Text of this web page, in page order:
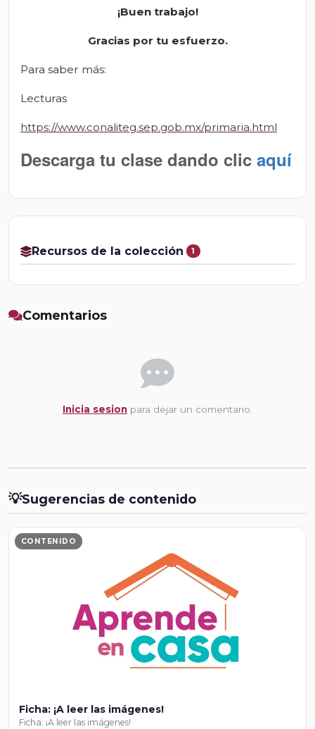
¡Buen trabajo!
Gracias por tu esfuerzo.
Para saber más:
Lecturas
https://www.conaliteg.sep.gob.mx/primaria.html
Descarga tu clase dando clic aquí
Recursos de la colección 1
Comentarios
Inicia sesion para dejar un comentario.
💡Sugerencias de contenido
CONTENIDO
Ficha: ¡A leer las imágenes!
Ficha: ¡A leer las imágenes!